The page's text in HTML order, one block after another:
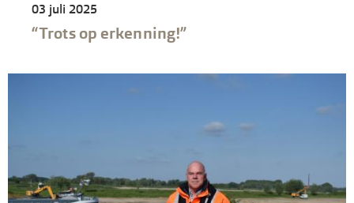
03 juli 2025
“Trots op erkenning!”